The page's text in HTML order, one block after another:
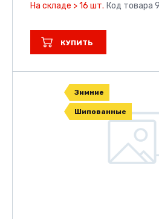
На складе > 16 шт. Код товара
КУПИТЬ
Зимние
Шипованные